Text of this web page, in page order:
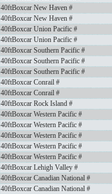
40ftBoxcar New Haven #
40ftBoxcar New Haven #
40ftBoxcar Union Pacific #
40ftBoxcar Union Pacific #
40ftBoxcar Southern Pacific #
40ftBoxcar Southern Pacific #
40ftBoxcar Southern Pacific #
40ftBoxcar Conrail #
40ftBoxcar Conrail #
40ftBoxcar Rock Island #
40ftBoxcar Western Pacific #
40ftBoxcar Western Pacific #
40ftBoxcar Western Pacific #
40ftBoxcar Western Pacific #
40ftBoxcar Western Pacific #
40ftBoxcar Lehigh Valley #
40ftBoxcar Canadian National #
40ftBoxcar Canadian National #